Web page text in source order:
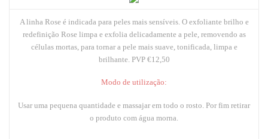
A linha Rose é indicada para peles mais sensíveis. O exfoliante brilho e
redefinição Rose limpa e exfolia delicadamente a pele, removendo as
células mortas, para tornar a pele mais suave, tonificada, limpa e
brilhante. PVP €12,50
Modo de utilização:
Usar uma pequena quantidade e massajar em todo o rosto. Por fim retirar
o produto com água morna.